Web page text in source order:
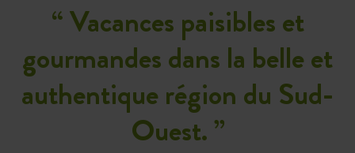
“Vacances paisibles et
gourmandes dans la belle et
authentique région du Sud-
Ouest.”